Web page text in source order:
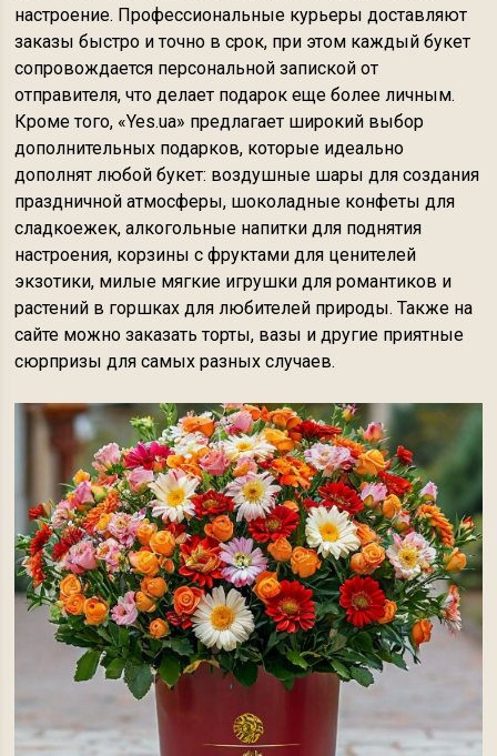
настроение. Профессиональные курьеры доставляют
заказы быстро и точно в срок, при этом каждый букет
сопровождается персональной запиской от
отправителя, что делает подарок еще более личным.
Кроме того, «Yes.ua» предлагает широкий выбор
дополнительных подарков, которые идеально
дополнят любой букет: воздушные шары для создания
праздничной атмосферы, шоколадные конфеты для
сладкоежек, алкогольные напитки для поднятия
настроения, корзины с фруктами для ценителей
экзотики, милые мягкие игрушки для романтиков и
растений в горшках для любителей природы. Также на
сайте можно заказать торты, вазы и другие приятные
сюрпризы для самых разных случаев.